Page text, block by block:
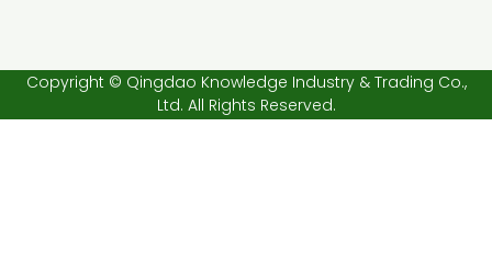
Copyright © Qingdao Knowledge Industry & Trading Co.,
Ltd. All Rights Reserved.